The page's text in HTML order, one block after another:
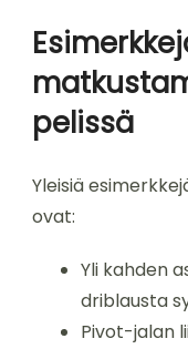
pelissä
Yleisiä
ovat:
Yli kahden
driblausta
Pivot-jalan